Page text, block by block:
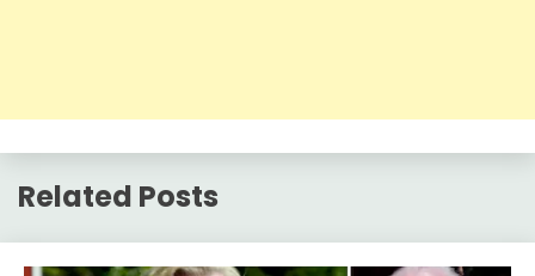
Related Posts